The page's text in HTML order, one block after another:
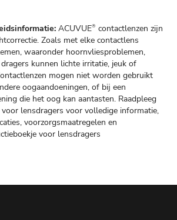
ACUVUE® contactlenzen zijn
Zoals met elke contactlens
waaronder hoornvliesproblemen,
kunnen lichte irritatie, jeuk of
mogen niet worden gebruikt
oogaandoeningen, of bij een
die het oog kan aantasten. Raadpleeg
lensdragers voor volledige informatie,
voorzorgsmaatregelen en
voor lensdragers